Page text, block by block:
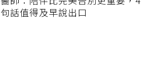
句話值得及早說出口